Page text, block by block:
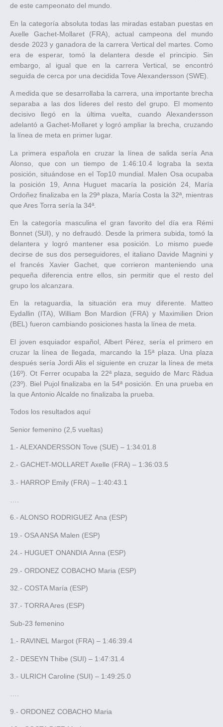
de este campeonato del mundo.
En la categoría absoluta todas las miradas estaban puestas en
Axelle Gachet-Mollaret (FRA), actual campeona del mundo
desde 2023 y ganadora de la carrera Vertical del martes. Como
era de esperar, tomó la delantera desde el principio. Sin
embargo, al igual que en la carrera Vertical, se encontró
seguida de cerca por una decidida Tove Alexandersson (SWE).
A medida que se desarrollaba la carrera, una importante brecha
separaba a las dos líderes del resto del grupo. El momento
decisivo llegó en la última vuelta, cuando Alexandersson
adelantó a Gachet-Mollaret y logró ampliar la brecha, cruzando
la línea de meta en primer lugar.
La primera española en cruzar la línea de salida sería Ana
Alonso, que con un tiempo de 1:46:10.4 lograba la sexta
posición, situándose en el Top10 mundial. Malen Osa ocupaba
la posición 19, Anna Huguet macaría la posición 24, María
Ordoñez finalizaba en la 29ª plaza, María Costa la 32ª, mientras
que Ares Torra sería la 34ª.
En la categoría masculina el gran favorito del día era Rémi
Bonnet (SUI), y no defraudó. Desde la primera subida, tomó la
delantera y logró mantener esa posición. Lo mismo puede
decirse de sus dos perseguidores, el italiano Davide Magnini y
el francés Xavier Gachet, que corrieron manteniendo una
pequeña diferencia entre ellos, sin permitir que el resto del
grupo los alcanzara.
En la retaguardia, la situación era muy diferente. Matteo
Eydallin (ITA), William Bon Mardion (FRA) y Maximilien Drion
(BEL) fueron cambiando posiciones hasta la línea de meta.
El joven esquiador español, Albert Pérez, sería el primero en
cruzar la línea de llegada, marcando la 15ª plaza. Una plaza
después sería Jordi Alis el siguiente en cruzar la línea de meta
(16º). Ot Ferrer ocupaba la 22ª plaza, seguido de Marc Ràdua
(23º). Biel Pujol finalizaba en la 54ª posición. En una prueba en
la que Antonio Alcalde no finalizaba la prueba.
Todos los resultados aquí
Senior femenino (2,5 vueltas)
1.- ALEXANDERSSON Tove (SUE) – 1:34:01.8
2.- GACHET-MOLLARET Axelle (FRA) – 1:36:03.5
3.- HARROP Emily (FRA) – 1:40:43.1
6.- ALONSO RODRIGUEZ Ana (ESP)
19.- OSA ANSA Malen (ESP)
24.- HUGUET ONANDIA Anna (ESP)
29.- ORDONEZ COBACHO Maria (ESP)
32.- COSTA María (ESP)
37.- TORRA Ares (ESP)
Sub-23 femenino
1.- RAVINEL Margot (FRA) – 1:46:39.4
2.- DESEYN Thibe (SUI) – 1:47:31.4
3.- ULRICH Caroline (SUI) – 1:49:25.0
….
9.- ORDONEZ COBACHO Maria